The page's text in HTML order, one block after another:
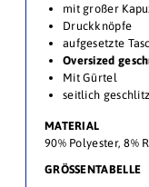
mit großer
Druckknöpfe
aufgesetzte
Oversized
Mit Gürtel
seitlich
MATERIAL
90% Polyester, 8%
GRÖSSENTABELLE